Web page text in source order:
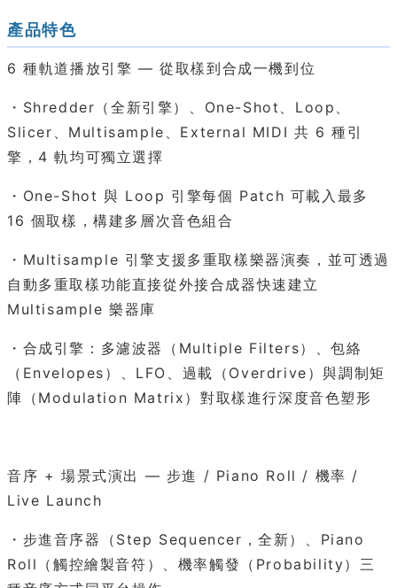
產品特色
6 種軌道播放引擎 — 從取樣到合成一機到位
・Shredder（全新引擎）、One-Shot、Loop、
Slicer、Multisample、External MIDI 共 6 種引
擎，4 軌均可獨立選擇
・One-Shot 與 Loop 引擎每個 Patch 可載入最多
16 個取樣，構建多層次音色組合
・Multisample 引擎支援多重取樣樂器演奏，並可透過
自動多重取樣功能直接從外接合成器快速建立
Multisample 樂器庫
・合成引擎：多濾波器（Multiple Filters）、包絡
（Envelopes）、LFO、過載（Overdrive）與調制矩
陣（Modulation Matrix）對取樣進行深度音色塑形
音序 + 場景式演出 — 步進 / Piano Roll / 機率 /
Live Launch
・步進音序器（Step Sequencer，全新）、Piano
Roll（觸控繪製音符）、機率觸發（Probability）三